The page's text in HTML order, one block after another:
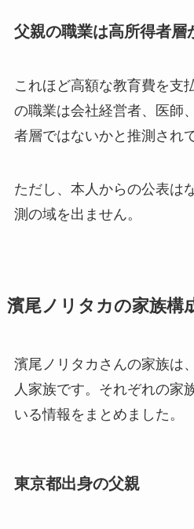
父親の職業は高所得者層
これほど高額な教育費を支
の職業は会社経営者、医師
者層ではないかと推測され
ただし、本人からの公表は
測の域を出ません。
濱尾ノリタカの家族構
濱尾ノリタカさんの家族は
人家族です。それぞれの家
いる情報をまとめました。
東京都出身の父親